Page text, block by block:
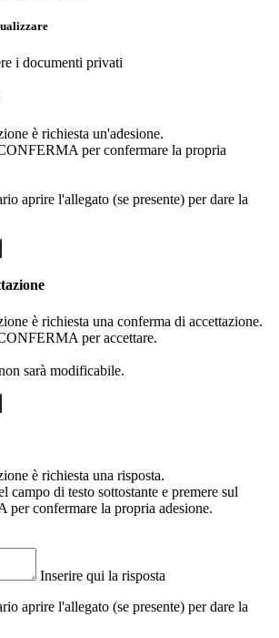
i documenti privati
è richiesta un'adesione.
per confermare la propria
aprire l'allegato (se presente) per dare la
è richiesta una conferma di accettazione.
per accettare.
sarà modificabile.
è richiesta una risposta.
campo di testo sottostante e premere sul
confermare la propria adesione.
Inserire qui la risposta
aprire l'allegato (se presente) per dare la